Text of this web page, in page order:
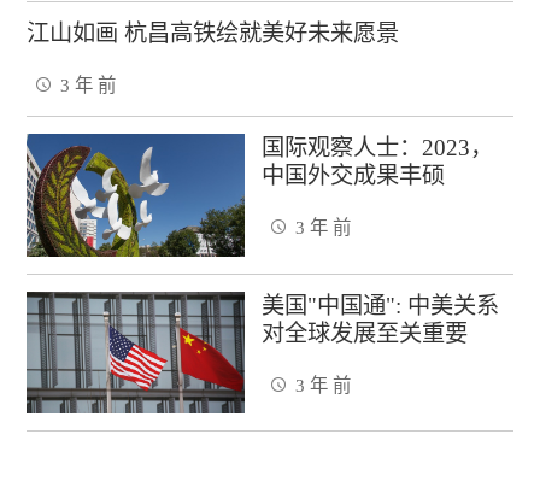
江山如画 杭昌高铁绘就美好未来愿景
3 年 前
国际观察人士：2023，
中国外交成果丰硕
3 年 前
美国"中国通": 中美关系
对全球发展至关重要
3 年 前